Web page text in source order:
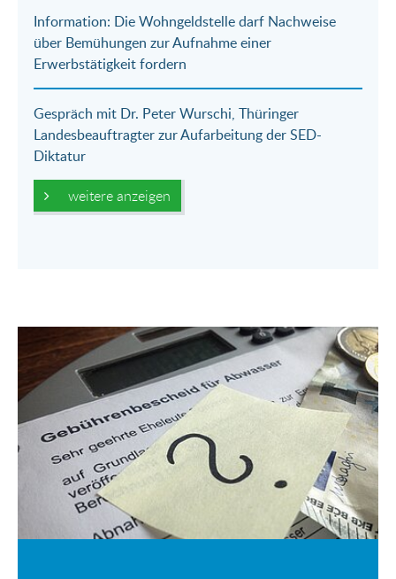
Information: Die Wohngeldstelle darf Nachweise
über Bemühungen zur Aufnahme einer
Erwerbstätigkeit fordern
Gespräch mit Dr. Peter Wurschi, Thüringer
Landesbeauftragter zur Aufarbeitung der SED-
Diktatur
weitere anzeigen